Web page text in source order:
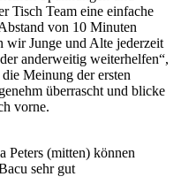
Tisch Team eine einfache
von 10 Minuten
wir Junge und Alte jederzeit
anderweitig weiterhelfen“,
Meinung der ersten
überrascht und blicke
vorne.
Peters (mitten) können
sehr gut